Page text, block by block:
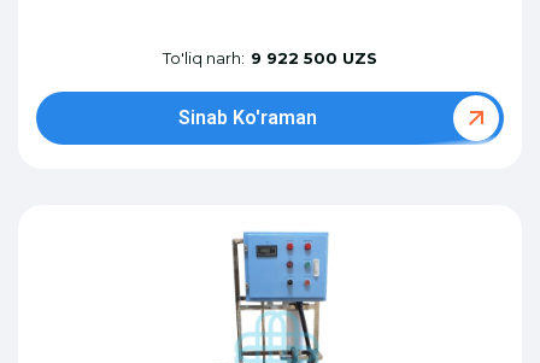
To'liq narh: 9 922 500 UZS
Sinab Ko'raman